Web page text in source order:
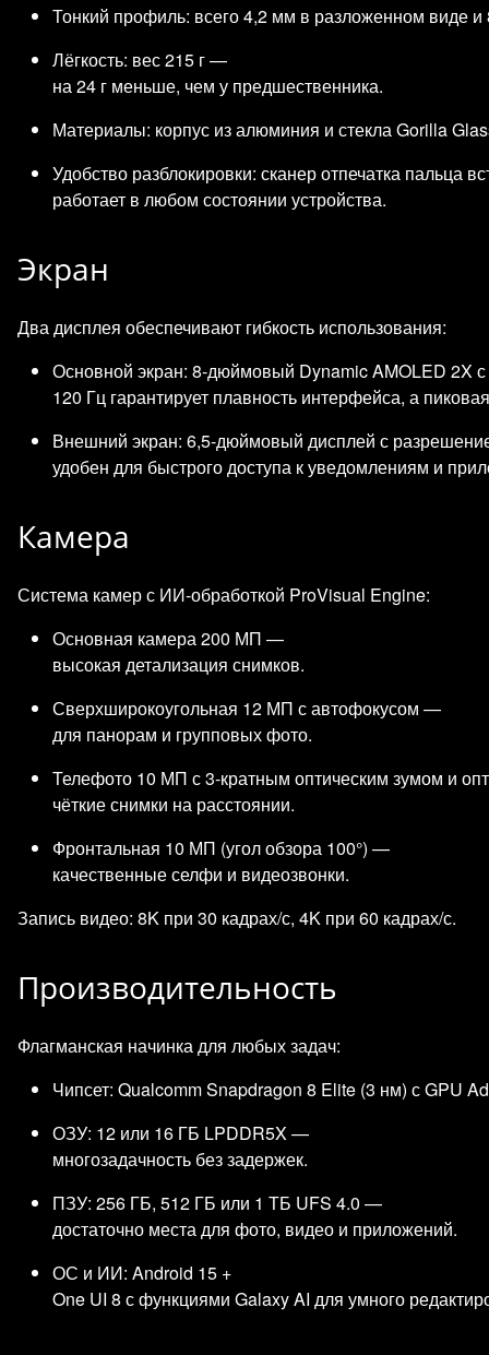
Тонкий профиль: всего 4,2 мм в разложенном виде
Лёгкость: вес 215 г —
на 24 г меньше, чем у предшественника.
Материалы: корпус из алюминия и стекла Gorilla
Удобство разблокировки: сканер отпечатка пальца
работает в любом состоянии устройства.
Экран
Два дисплея обеспечивают гибкость использования:
Основной экран: 8‑дюймовый Dynamic AMOLED 2X
120 Гц гарантирует плавность интерфейса, а
Внешний экран: 6,5‑дюймовый дисплей с
удобен для быстрого доступа к уведомлениям и
Камера
Система камер с ИИ‑обработкой ProVisual Engine:
Основная камера 200 МП —
высокая детализация снимков.
Сверхширокоугольная 12 МП с автофокусом —
для панорам и групповых фото.
Телефото 10 МП с 3‑кратным оптическим зумом и
чёткие снимки на расстоянии.
Фронтальная 10 МП (угол обзора 100°) —
качественные селфи и видеозвонки.
Запись видео: 8K при 30 кадрах/с, 4K при 60 кадрах/с.
Производительность
Флагманская начинка для любых задач:
Чипсет: Qualcomm Snapdragon 8 Elite (3 нм) с GPU
ОЗУ: 12 или 16 ГБ LPDDR5X —
многозадачность без задержек.
ПЗУ: 256 ГБ, 512 ГБ или 1 ТБ UFS 4.0 —
достаточно места для фото, видео и приложений.
ОС и ИИ: Android 15 +
One UI 8 с функциями Galaxy AI для умного